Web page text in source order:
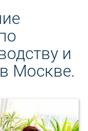
и
Москве.